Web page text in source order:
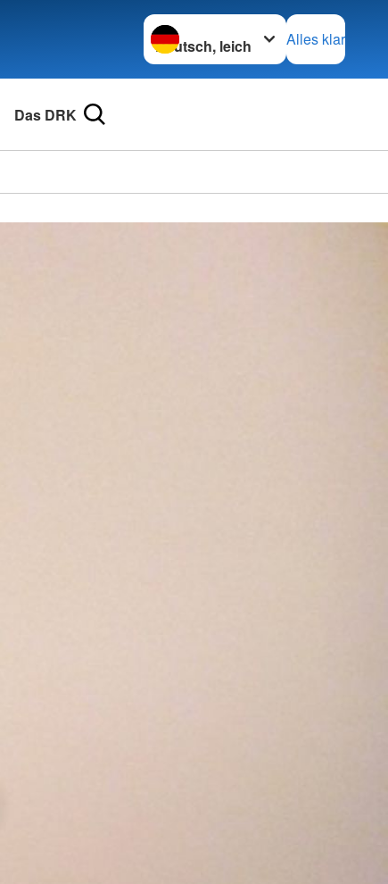
Sprache wechseln zu
Alles klar
Das DRK